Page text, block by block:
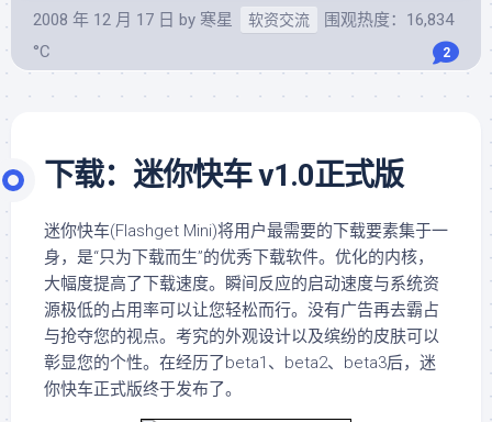
2008 年 12 月 17 日 by 寒星 软资交流
围观热度：16,834
°C
2
下载：迷你快车 v1.0正式版
迷你快车(Flashget Mini)将用户最需要的下载要素集于一
身，是“只为下载而生”的优秀下载软件。优化的内核，
大幅度提高了下载速度。瞬间反应的启动速度与系统资
源极低的占用率可以让您轻松而行。没有广告再去霸占
与抢夺您的视点。考究的外观设计以及缤纷的皮肤可以
彰显您的个性。在经历了beta1、beta2、beta3后，迷
你快车正式版终于发布了。